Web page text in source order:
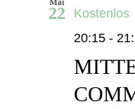
22
20:15 -
Kostenlos